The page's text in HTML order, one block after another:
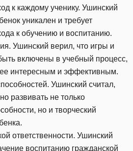
к каждому ученику. Ушинский
уникален и требует
к обучению и воспитанию.
Ушинский верил, что игры и
включены в учебный процесс,
интересным и эффективным.
Ушинский считал,
развивать не только
но и творческий
ответственности. Ушинский
воспитанию гражданской